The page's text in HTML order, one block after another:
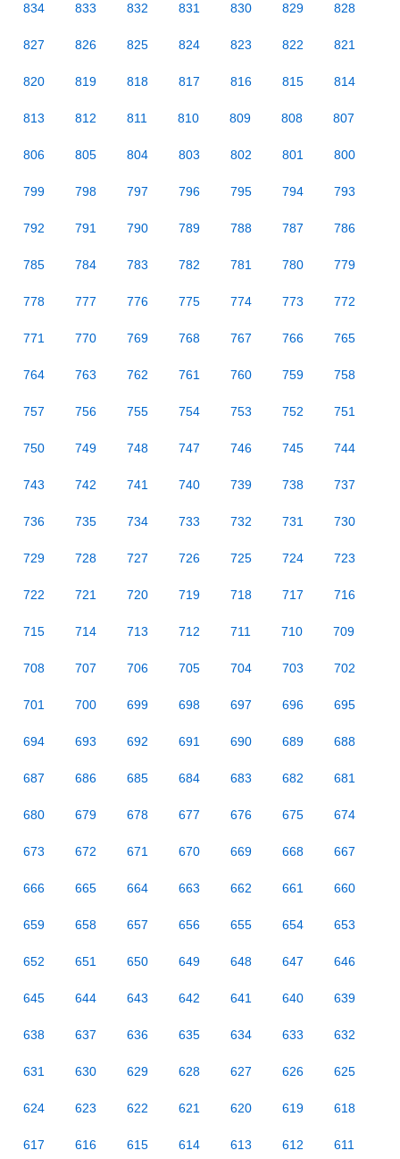
834 833 832 831 830 829 828
827 826 825 824 823 822 821
820 819 818 817 816 815 814
813 812 811 810 809 808 807
806 805 804 803 802 801 800
799 798 797 796 795 794 793
792 791 790 789 788 787 786
785 784 783 782 781 780 779
778 777 776 775 774 773 772
771 770 769 768 767 766 765
764 763 762 761 760 759 758
757 756 755 754 753 752 751
750 749 748 747 746 745 744
743 742 741 740 739 738 737
736 735 734 733 732 731 730
729 728 727 726 725 724 723
722 721 720 719 718 717 716
715 714 713 712 711 710 709
708 707 706 705 704 703 702
701 700 699 698 697 696 695
694 693 692 691 690 689 688
687 686 685 684 683 682 681
680 679 678 677 676 675 674
673 672 671 670 669 668 667
666 665 664 663 662 661 660
659 658 657 656 655 654 653
652 651 650 649 648 647 646
645 644 643 642 641 640 639
638 637 636 635 634 633 632
631 630 629 628 627 626 625
624 623 622 621 620 619 618
617 616 615 614 613 612 611